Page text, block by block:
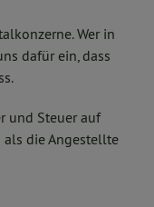
Wer in
dafür ein, dass
und Steuer auf
als die Angestellte